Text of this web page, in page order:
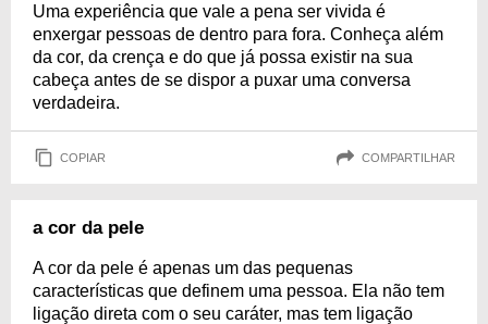
Uma experiência que vale a pena ser vivida é
enxergar pessoas de dentro para fora. Conheça além
da cor, da crença e do que já possa existir na sua
cabeça antes de se dispor a puxar uma conversa
verdadeira.
COPIAR COMPARTILHAR
a cor da pele
A cor da pele é apenas um das pequenas
características que definem uma pessoa. Ela não tem
ligação direta com o seu caráter, mas tem ligação